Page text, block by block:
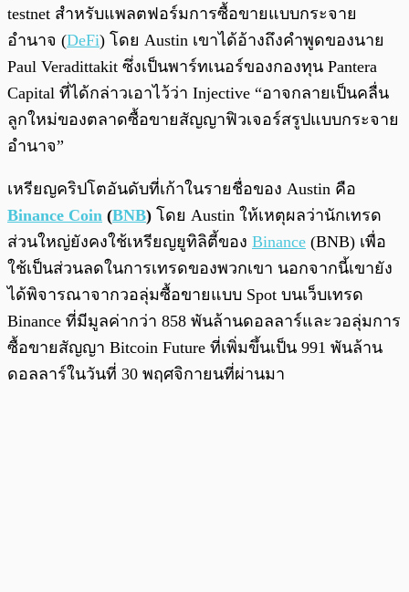
testnet สำหรับแพลตฟอร์มการซื้อขายแบบกระจาย
อำนาจ (DeFi) โดย Austin เขาได้อ้างถึงคำพูดของนาย
Paul Veradittakit ซึ่งเป็นพาร์ทเนอร์ของกองทุน Pantera
Capital ที่ได้กล่าวเอาไว้ว่า Injective “อาจกลายเป็นคลื่น
ลูกใหม่ของตลาดซื้อขายสัญญาฟิวเจอร์สรูปแบบกระจาย
อำนาจ”
เหรียญคริปโตอันดับที่เก้าในรายชื่อของ Austin คือ
Binance Coin (BNB) โดย Austin ให้เหตุผลว่านักเทรด
ส่วนใหญ่ยังคงใช้เหรียญยูทิลิตี้ของ Binance (BNB) เพื่อ
ใช้เป็นส่วนลดในการเทรดของพวกเขา นอกจากนี้เขายัง
ได้พิจารณาจากวอลุ่มซื้อขายแบบ Spot บนเว็บเทรด
Binance ที่มีมูลค่ากว่า 858 พันล้านดอลลาร์และวอลุ่มการ
ซื้อขายสัญญา Bitcoin Future ที่เพิ่มขึ้นเป็น 991 พันล้าน
ดอลลาร์ในวันที่ 30 พฤศจิกายนที่ผ่านมา